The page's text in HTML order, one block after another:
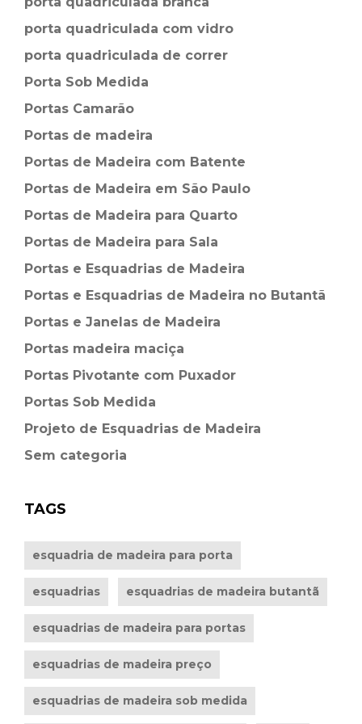
porta quadriculada com vidro
porta quadriculada de correr
Porta Sob Medida
Portas Camarão
Portas de madeira
Portas de Madeira com Batente
Portas de Madeira em São Paulo
Portas de Madeira para Quarto
Portas de Madeira para Sala
Portas e Esquadrias de Madeira
Portas e Esquadrias de Madeira no Butantã
Portas e Janelas de Madeira
Portas madeira maciça
Portas Pivotante com Puxador
Portas Sob Medida
Projeto de Esquadrias de Madeira
Sem categoria
TAGS
esquadria de madeira para porta
esquadrias esquadrias de madeira butantã
esquadrias de madeira para portas
esquadrias de madeira preço
esquadrias de madeira sob medida